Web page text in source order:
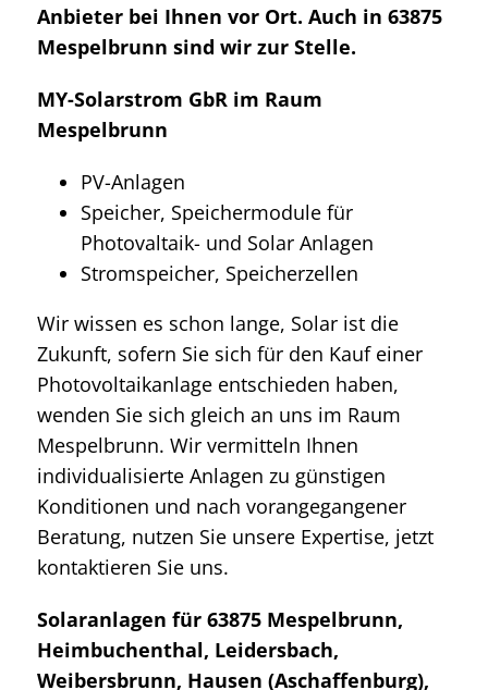
Anbieter bei Ihnen vor Ort. Auch in 63875
Mespelbrunn sind wir zur Stelle.
MY-Solarstrom GbR im Raum
Mespelbrunn
PV-Anlagen
Speicher, Speichermodule für
Photovaltaik- und Solar Anlagen
Stromspeicher, Speicherzellen
Wir wissen es schon lange, Solar ist die
Zukunft, sofern Sie sich für den Kauf einer
Photovoltaikanlage entschieden haben,
wenden Sie sich gleich an uns im Raum
Mespelbrunn. Wir vermitteln Ihnen
individualisierte Anlagen zu günstigen
Konditionen und nach vorangegangener
Beratung, nutzen Sie unsere Expertise, jetzt
kontaktieren Sie uns.
Solaranlagen für 63875 Mespelbrunn,
Heimbuchenthal, Leidersbach,
Weibersbrunn, Hausen (Aschaffenburg),